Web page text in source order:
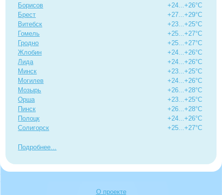
Борисов
Брест
Витебск
Гомель
Гродно
Жлобин
Лида
Минск
Могилев
Мозырь
Орша
Пинск
Полоцк
Солигорск
+24...+26°C
+27...+29°C
+23...+25°C
+25...+27°C
+25...+27°C
+24...+26°C
+24...+26°C
+23...+25°C
+24...+26°C
+26...+28°C
+23...+25°C
+26...+28°C
+24...+26°C
+25...+27°C
Подробнее
О проекте